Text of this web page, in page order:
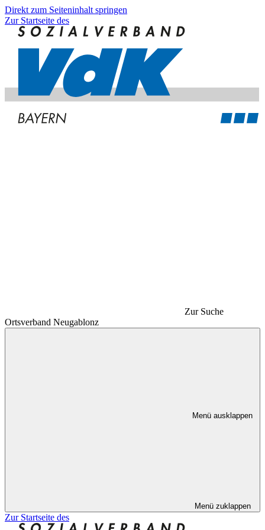
Direkt zum Seiteninhalt springen
Zur Startseite des
Zur Suche
Ortsverband Neugablonz
Menü ausklappen
Menü zuklappen
Zur Startseite des